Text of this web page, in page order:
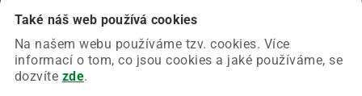
Také náš web používá cookies
Na našem webu používáme tzv. cookies. Více
informací o tom, co jsou cookies a jaké používáme, se
dozvíte zde.
Chyba nastala na naší straně a už ji opravujeme.
Zkuste prosím znovu načíst požadovanou stránku.